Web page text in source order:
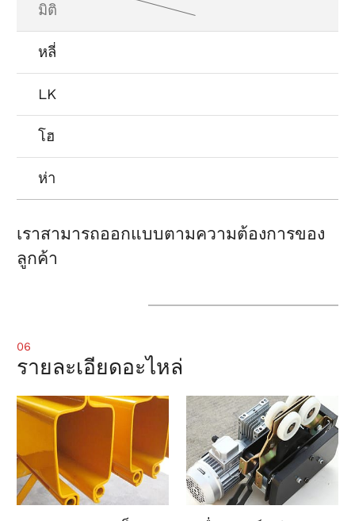
มิติ
หลี่
LK
โฮ
ห่า
เราสามารถออกแบบตามความต้องการของ
ลูกค้า
06
รายละเอียดอะไหล่